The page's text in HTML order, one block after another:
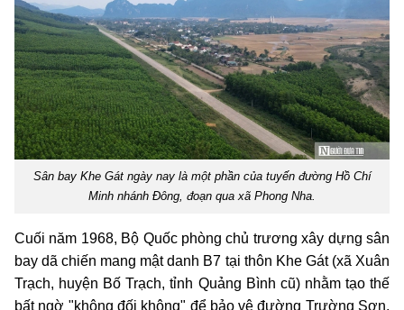
Sân bay Khe Gát ngày nay là một phần của tuyến đường Hồ Chí
Minh nhánh Đông, đoạn qua xã Phong Nha.
Cuối năm 1968, Bộ Quốc phòng chủ trương xây dựng sân
bay dã chiến mang mật danh B7 tại thôn Khe Gát (xã Xuân
Trạch, huyện Bố Trạch, tỉnh Quảng Bình cũ) nhằm tạo thế
bất ngờ "không đối không" để bảo vệ đường Trường Sơn,